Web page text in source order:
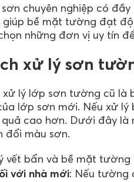
chuyên nghiệp có
giúp bề mặt tường đạt
những đơn vị uy tín
xử lý sơn
xử lý lớp sơn tường cũ là
lớp sơn mới. Nếu xử
quả cao hơn. Dưới đây
đổi màu sơn.
vết bẩn và bề mặt tường
với nhà mới: Nếu tường